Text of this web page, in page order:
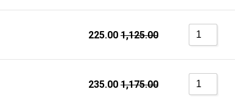
225.00 1,125.00
235.00 1,175.00